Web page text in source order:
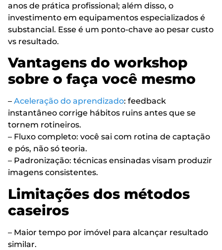
anos de prática profissional; além disso, o
investimento em equipamentos especializados é
substancial. Esse é um ponto-chave ao pesar custo
vs resultado.
Vantagens do workshop
sobre o faça você mesmo
– Aceleração do aprendizado: feedback
instantâneo corrige hábitos ruins antes que se
tornem rotineiros.
– Fluxo completo: você sai com rotina de captação
e pós, não só teoria.
– Padronização: técnicas ensinadas visam produzir
imagens consistentes.
Limitações dos métodos
caseiros
– Maior tempo por imóvel para alcançar resultado
similar.